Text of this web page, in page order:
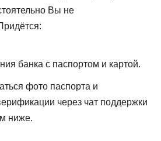
Вы не
банка с паспортом и картой.
фото паспорта и
через чат поддержки
ниже.